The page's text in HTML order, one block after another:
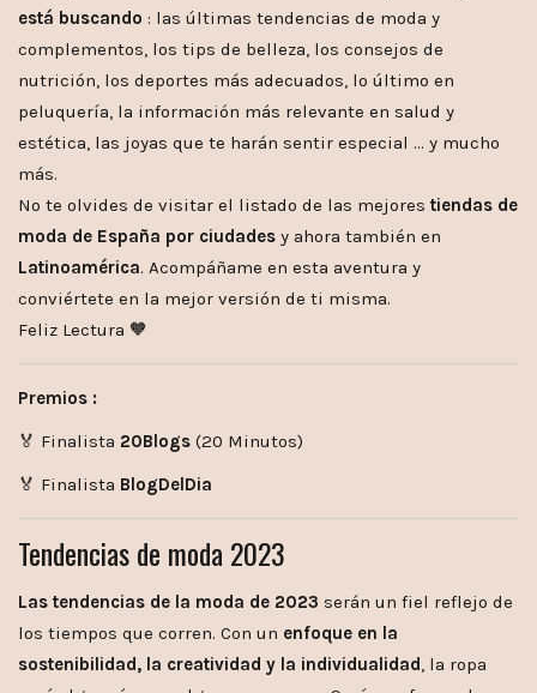
está buscando : las últimas tendencias de moda y
complementos, los tips de belleza, los consejos de
nutrición, los deportes más adecuados, lo último en
peluquería, la información más relevante en salud y
estética, las joyas que te harán sentir especial … y mucho
más.
No te olvides de visitar el listado de las mejores tiendas de
moda de España por ciudades y ahora también en
Latinoamérica. Acompáñame en esta aventura y
conviértete en la mejor versión de ti misma.
Feliz Lectura 🧡
Premios :
🏅 Finalista 20Blogs (20 Minutos)
🏅 Finalista BlogDelDia
Tendencias de moda 2023
Las tendencias de la moda de 2023 serán un fiel reflejo de
los tiempos que corren. Con un enfoque en la
sostenibilidad, la creatividad y la individualidad, la ropa